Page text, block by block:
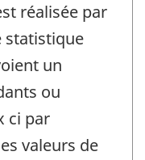
réalisée par
statistique
un
ou
ci par
valeurs de